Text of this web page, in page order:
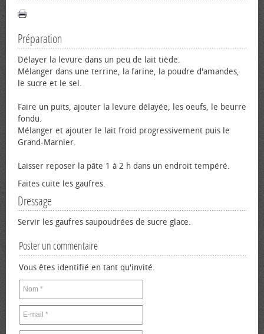
Préparation
Délayer la levure dans un peu de lait tiède.
Mélanger dans une terrine, la farine, la poudre d'amandes,
le sucre et le sel.
Faire un puits, ajouter la levure délayée, les œufs, le beurre
fondu.
Mélanger et ajouter le lait froid progressivement puis le
Grand-Marnier.
Laisser reposer la pâte 1 à 2 h dans un endroit tempéré.
Faites cuite les gaufres.
Dressage
Servir les gaufres saupoudrées de sucre glace.
Poster un commentaire
Vous êtes identifié en tant qu'invité.